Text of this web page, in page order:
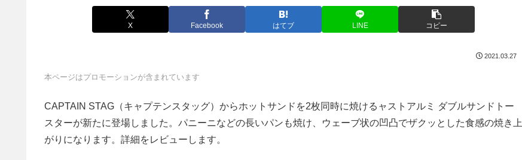
X Facebook はてブ LINE コピー
2021.03.27
本ページはプロモーションが含まれています
CAPTAIN STAG（キャプテンスタッグ）からホットサンドを2枚同時に焼けるャストアルミ ダブルサンドトー
スターが新たに登場しました。パニーニなどの長いパンも焼け、ウェーブ状の凹凸でザクッとした食感の焼き上
がりになります。詳細をレビューします。